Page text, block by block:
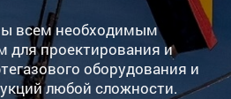
всем необходимым
для проектирования и
оборудования и
любой сложности.